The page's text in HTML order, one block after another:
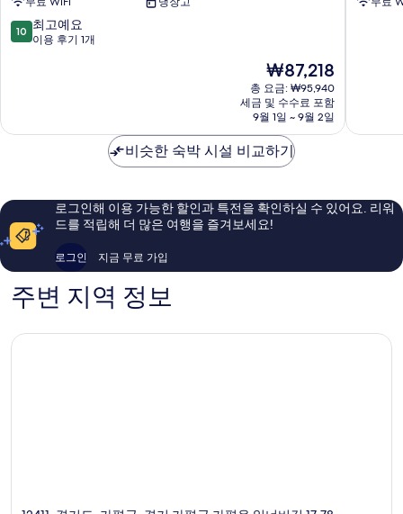
카
라
반
군
10
점
최
이
후
기
10 최고예요
이용 후기 1개
현
재
요
금
₩87,218
₩87,218
총 요금: ₩95,940
세금 및 수수료 포함
9월 1일 ~ 9월 2일
키
군
비슷한 숙박 시설 비교하기
로그인해 이용 가능한 할인과 특전을 확인하실 수 있어요. 리워
드를 적립해 더 많은 여행을 즐겨보세요!
로그인 지금 무료 가입
주변 지역 정보